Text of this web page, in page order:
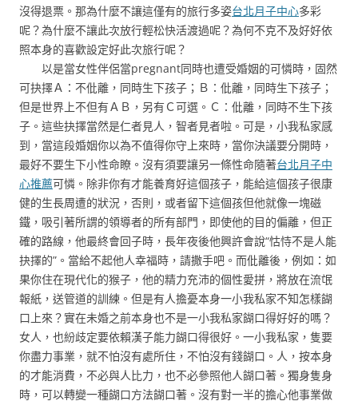
沒得退票。那為什麼不讓這僅有的旅行多姿台北月子中心多彩
呢？為什麼不讓此次放行輕松快活渡過呢？為何不克不及好好依
照本身的喜歡設定好此次旅行呢？
以是當女性伴侶當pregnant同時也遭受婚姻的可憐時，固然
可抉擇Ａ：不仳離，同時生下孩子；Ｂ：仳離，同時生下孩子；
但是世界上不但有ＡＢ，另有Ｃ可選。Ｃ：仳離，同時不生下孩
子。這些抉擇當然是仁者見人，智者見者啦。可是，小我私家感
到，當這段婚姻你以為不值得你守上來時，當你決議要分開時，
最好不要生下小性命瞭。沒有須要讓另一條性命隨著台北月子中
心推薦可憐。除非你有才能養育好這個孩子，能給這個孩子很康
健的生長周遭的狀況，否則，或者留下這個孩但他就像一塊磁
鐵，吸引著所謂的領導者的所有部門，即使他的目的偏離，但正
確的路線，他最終會回子時，長年夜後他興許會說“怙恃不是人能
抉擇的”。當給不起他人幸福時，請撒手吧。而仳離後，例如：如
果你住在現代化的猴子，他的精力充沛的個性愛拼，將放在流氓
報紙，送管道的訓練。但是有人擔憂本身一小我私家不知怎樣餬
口上來？實在未婚之前本身也不是一小我私家餬口得好好的嗎？
女人，也紛歧定要依賴漢子能力餬口得很好。一小我私家，隻要
你盡力事業，就不怕沒有處所住，不怕沒有錢餬口。人，按本身
的才能消費，不必與人比力，也不必參照他人餬口著。獨身隻身
時，可以轉變一種餬口方法餬口著。沒有對一半的擔心他事業做